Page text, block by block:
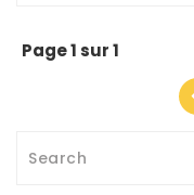
Page 1 sur 1